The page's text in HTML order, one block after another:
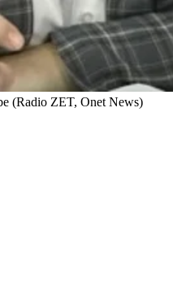
(Radio ZET, Onet News)